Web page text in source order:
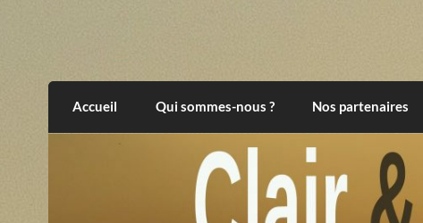
Clair et Obscur
Accueil Qui sommes-nous ? Nos partenaires